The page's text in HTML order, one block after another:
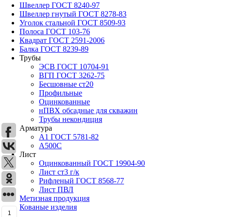
Швеллер ГОСТ 8240-97
Швеллер гнутый ГОСТ 8278-83
Уголок стальной ГОСТ 8509-93
Полоса ГОСТ 103-76
Квадрат ГОСТ 2591-2006
Балка ГОСТ 8239-89
Трубы
ЭСВ ГОСТ 10704-91
ВГП ГОСТ 3262-75
Бесшовные ст20
Профильные
Оцинкованные
нПВХ обсадные для скважин
Трубы некондиция
Арматура
А1 ГОСТ 5781-82
А500С
Лист
Оцинкованный ГОСТ 19904-90
Лист ст3 г/к
Рифленый ГОСТ 8568-77
Лист ПВЛ
Метизная продукция
Кованые изделия
1